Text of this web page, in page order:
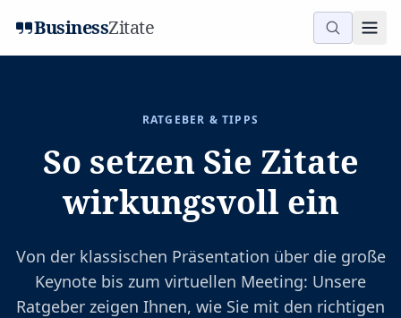
BusinessZitate
RATGEBER & TIPPS
So setzen Sie Zitate
wirkungsvoll ein
Von der klassischen Präsentation über die große
Keynote bis zum virtuellen Meeting: Unsere
Ratgeber zeigen Ihnen, wie Sie mit den richtigen